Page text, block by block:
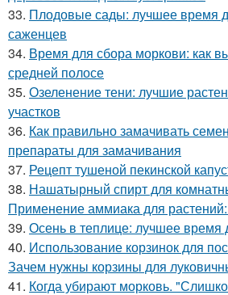
33. Плодовые сады: лучшее время
саженцев
34. Время для сбора моркови: как
средней полосе
35. Озеленение тени: лучшие
участков
36. Как правильно замачивать
препараты для замачивания
37. Рецепт тушеной пекинской
38. Нашатырный спирт для
Применение аммиака для
39. Осень в теплице: лучшее время
40. Использование корзинок для
Зачем нужны корзины для
41. Когда убирают морковь.